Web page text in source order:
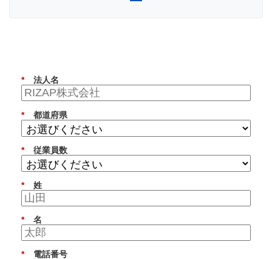
* 法人名
* 都道府県
* 従業員数
* 姓
* 名
* 電話番号